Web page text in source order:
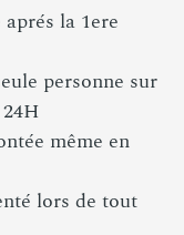
la 1ere
personne sur
même en
lors de tout